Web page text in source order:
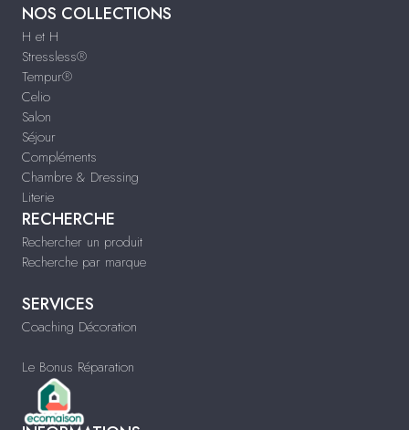
NOS COLLECTIONS
H et H
Stressless®
Tempur®
Celio
Salon
Séjour
Compléments
Chambre & Dressing
Literie
RECHERCHE
Rechercher un produit
Recherche par marque
SERVICES
Coaching Décoration
Le Bonus Réparation